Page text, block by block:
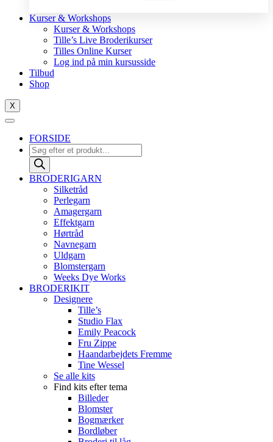
Kurser & Workshops
Kurser & Workshops
Tille’s Live Broderikurser
Tilles Online Kurser
Log ind på min kursusside
Tilbud
Shop
X
FORSIDE
Products
search
BRODERIGARN
Silketråd
Perlegarn
Amagergarn
Effektgarn
Hørtråd
Navnegarn
Uldgarn
Blomstergarn
Weeks Dye Works
BRODERIKIT
Designere
Tille’s
Studio Flax
Emily Peacock
Fru Zippe
Haandarbejdets Fremme
Tine Wessel
Se alle kits
Find kits efter tema
Billeder
Blomster
Bogmærker
Bordløber